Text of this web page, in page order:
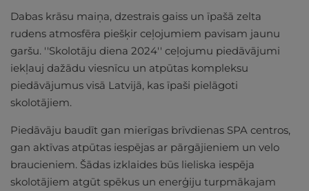
Dabas krāsu maiņa, dzestrais gaiss un īpašā zelta
rudens atmosfēra piešķir ceļojumiem pavisam jaunu
garšu. ''Skolotāju diena 2024'' ceļojumu piedāvājumi
iekļauj dažādu viesnīcu un atpūtas kompleksu
piedāvājumus visā Latvijā, kas īpaši pielāgoti
skolotājiem.
Piedāvāju baudīt gan mierīgas brīvdienas SPA centros,
gan aktīvas atpūtas iespējas ar pārgājieniem un velo
braucieniem. Šādas izklaides būs lieliska iespēja
skolotājiem atgūt spēkus un enerģiju turpmākajam